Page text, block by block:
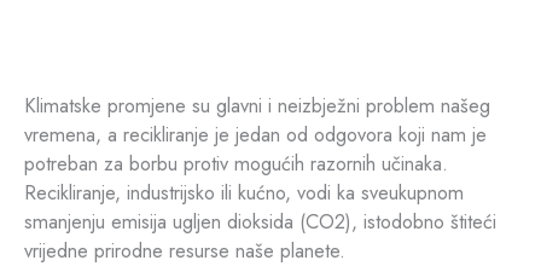
Klimatske promjene su glavni i neizbježni problem našeg
vremena, a recikliranje je jedan od odgovora koji nam je
potreban za borbu protiv mogućih razornih učinaka.
Recikliranje, industrijsko ili kućno, vodi ka sveukupnom
smanjenju emisija ugljen dioksida (CO2), istodobno štiteći
vrijedne prirodne resurse naše planete.